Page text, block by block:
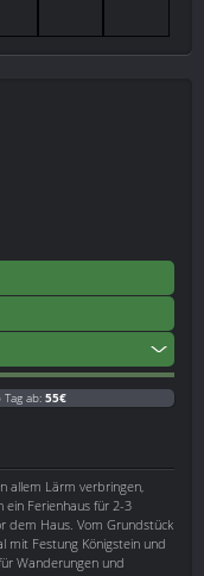
ab: 55€
allem Lärm verbringen,
ein Ferienhaus für 2-3
dem Haus. Vom Grundstück
mit Festung Königstein und
Wanderungen und